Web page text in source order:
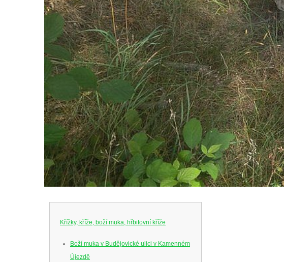
Křížky, kříže, boží muka, hřbitovní kříže
Boží muka v Budějovické ulici v Kamenném
Újezdě